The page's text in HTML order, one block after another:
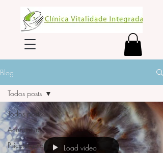
Blog
Todos posts
Acupuntura
Psicoterapia
Todos posts
Load video